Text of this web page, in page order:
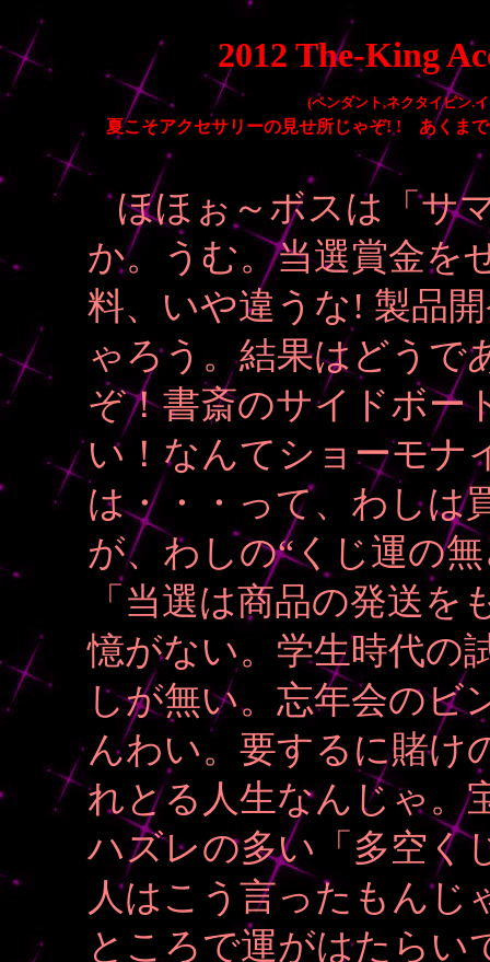
2012 The-King
(ペンダント,ネクタイピン.
夏こそアクセサリーの見せ所じゃぞ! ! あくま
ほほぉ～ボスは「サ
か。うむ。当選賞金を
料、いや違うな! 製品
ゃろう。結果はどうで
ぞ！書斎のサイドボー
い！なんてショーモナ
は・・・って、わしは
が、わしの“くじ運の
「当選は商品の発送
憶がない。学生時代の
しが無い。忘年会のビ
んわい。要するに賭け
れとる人生なんじゃ。
ハズレの多い「多空く
人はこう言ったもんじ
ところで運がはたらい